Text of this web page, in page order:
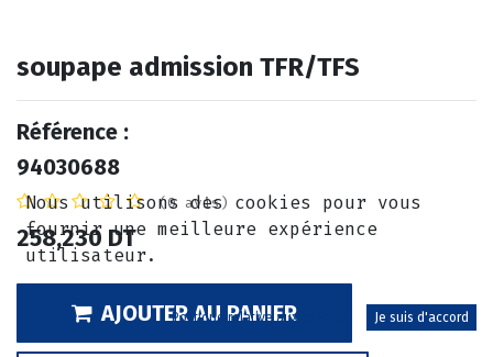
soupape admission TFR/TFS
Référence :
94030688
(0 avis)
258,230 DT
AJOUTER AU PANIER
Nous utilisons des cookies pour vous
fournir une meilleure expérience
utilisateur.
Politique relative aux cookies Je suis d'accord